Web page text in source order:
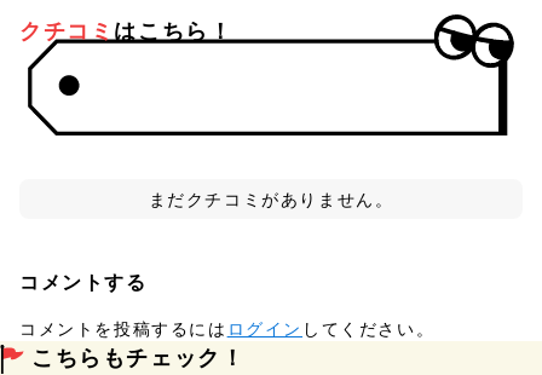
クチコミはこちら！
まだクチコミがありません。
コメントする
コメントを投稿するには ログイン してください。
こちらもチェック！